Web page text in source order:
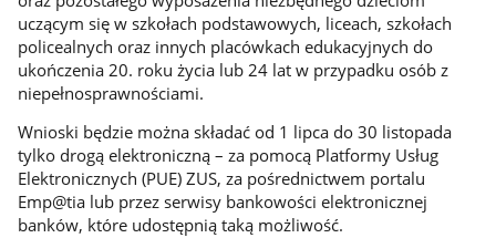
uczącym się w szkołach podstawowych, liceach, szkołach
policealnych oraz innych placówkach edukacyjnych do
ukończenia 20. roku życia lub 24 lat w przypadku osób z
niepełnosprawnościami.
Wnioski będzie można składać od 1 lipca do 30 listopada
tylko drogą elektroniczną – za pomocą Platformy Usług
Elektronicznych (PUE) ZUS, za pośrednictwem portalu
Emp@tia lub przez serwisy bankowości elektronicznej
banków, które udostępnią taką możliwość.